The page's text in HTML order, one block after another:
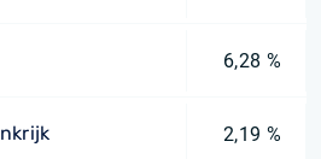
6,28 %
2,19 %